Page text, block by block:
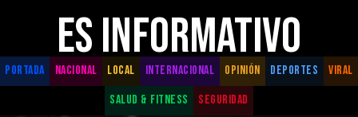
ES INFORMATIVO
PORTADA NACIONAL LOCAL INTERNACIONAL OPINIÓN DEPORTES
VIRAL
SALUD & FITNESS
SEGURIDAD